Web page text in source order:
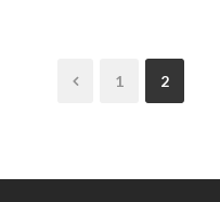
1 2